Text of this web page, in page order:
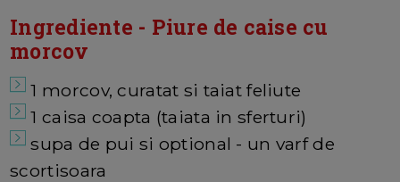
Ingrediente - Piure de caise cu
morcov
1 morcov, curatat si taiat feliute
1 caisa coapta (taiata in sferturi)
supa de pui si optional - un varf de
scortisoara